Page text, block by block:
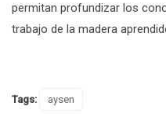
permitan profundizar los
trabajo de la madera
Tags: aysen